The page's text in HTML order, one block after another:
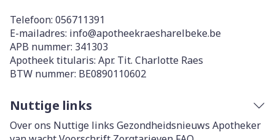
Telefoon: 056711391
E-mailadres: info@apotheekraesharelbeke.be
APB nummer: 341303
Apotheek titularis: Apr. Tit. Charlotte Raes
BTW nummer: BE0890110602
Nuttige links
Over ons Nuttige links Gezondheidsnieuws Apotheker